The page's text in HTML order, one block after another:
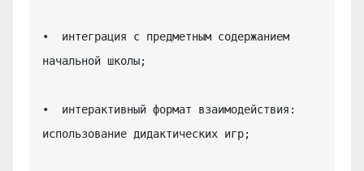
•  интеграция с предметным содержанием
начальной школы;
•  интерактивный формат взаимодействия:
использование дидактических игр;